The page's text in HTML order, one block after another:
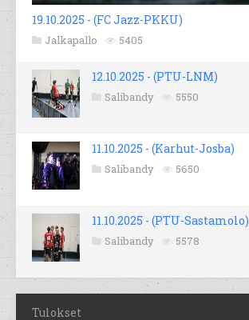
19.10.2025 - (FC Jazz-PKKU)
Jalkapallo 5405
12.10.2025 - (PTU-LNM)
Salibandy 5550
11.10.2025 - (Karhut-Josba)
Salibandy 5650
11.10.2025 - (PTU-Sastamolo)
Salibandy 5578
Tulokset